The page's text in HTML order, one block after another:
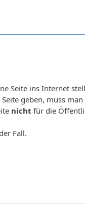
Seite ins Internet
geben, muss
nicht für die
Fall.